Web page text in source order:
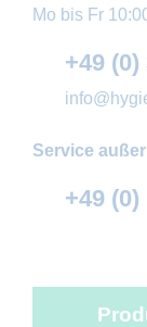
Mo bis Fr
+49 (0)
Service
+49 (0)